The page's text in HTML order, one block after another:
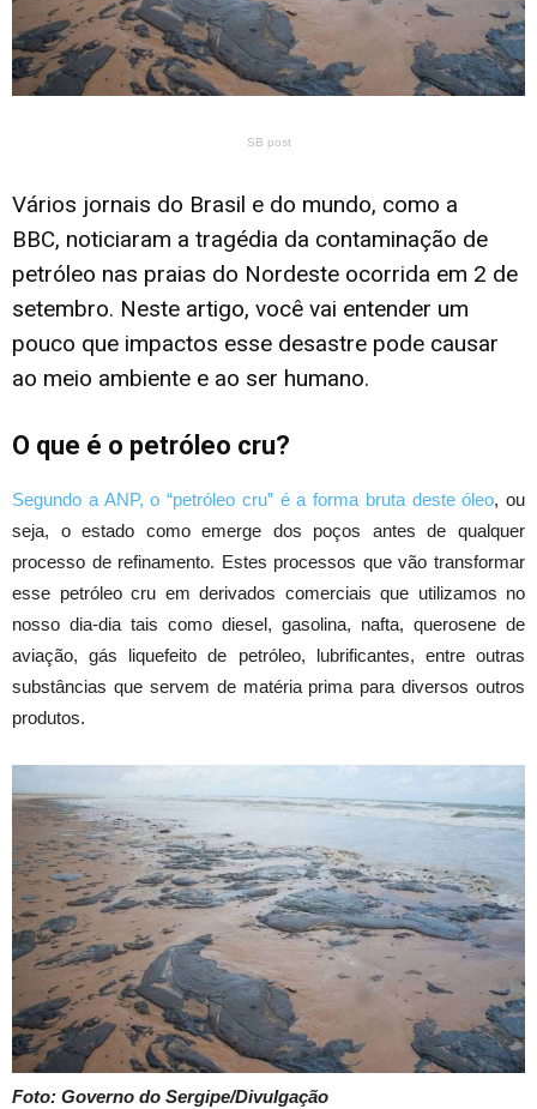
SB post
Vários jornais do Brasil e do mundo, como a
BBC, noticiaram a tragédia da contaminação de
petróleo nas praias do Nordeste ocorrida em 2 de
setembro. Neste artigo, você vai entender um
pouco que impactos esse desastre pode causar
ao meio ambiente e ao ser humano.
O que é o petróleo cru?
Segundo a ANP, o “petróleo cru” é a forma bruta deste óleo, ou
seja, o estado como emerge dos poços antes de qualquer
processo de refinamento. Estes processos que vão transformar
esse petróleo cru em derivados comerciais que utilizamos no
nosso dia-dia tais como diesel, gasolina, nafta, querosene de
aviação, gás liquefeito de petróleo, lubrificantes, entre outras
substâncias que servem de matéria prima para diversos outros
produtos.
Foto: Governo do Sergipe/Divulgação